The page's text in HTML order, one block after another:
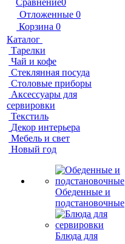
Сравнение0
Отложенные 0
Корзина 0
Каталог
Тарелки
Чай и кофе
Стеклянная посуда
Столовые приборы
Аксессуары для
сервировки
Текстиль
Декор интерьера
Мебель и свет
Новый год
Обеденные и
подстановочные
Блюда для